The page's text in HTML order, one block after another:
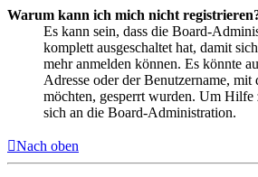
Warum kann ich mich nicht
Es kann sein, dass die Board-
komplett ausgeschaltet hat, damit
mehr anmelden können. Es könnte
Adresse oder der Benutzername, mit
möchten, gesperrt wurden. Um Hilfe
sich an die Board-Administration.
Nach oben